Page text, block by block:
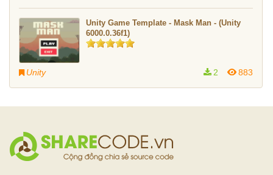
Unity Game Template - Mask Man - (Unity
6000.0.36f1)
Unity 883
2